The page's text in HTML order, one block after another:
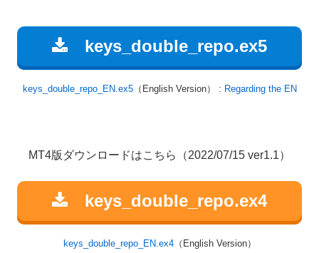
keys_double_repo.ex5
keys_double_repo_EN.ex5（English Version） : Regarding the EN
MT4版ダウンロードはこちら（2022/07/15 ver1.1）
keys_double_repo.ex4
keys_double_repo_EN.ex4（English Version）